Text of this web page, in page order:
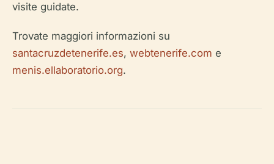
visite guidate.
Trovate maggiori informazioni su
santacruzdetenerife.es, webtenerife.com e
menis.ellaboratorio.org.